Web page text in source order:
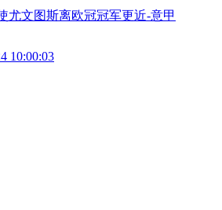
尤文图斯离欧冠冠军更近-意甲
10:00:03